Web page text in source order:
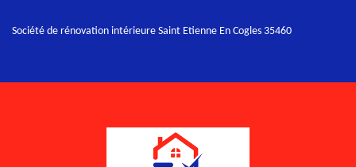
Société de rénovation intérieure Saint Etienne En Cogles 35460